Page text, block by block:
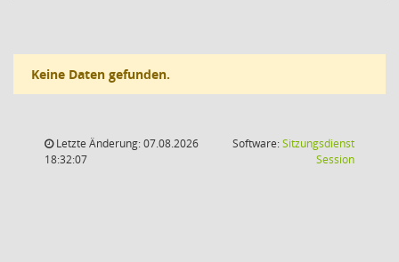
Keine Daten gefunden.
Letzte Änderung: 07.08.2026
18:32:07
Software:Sitzungsdienst
Session(Wird in